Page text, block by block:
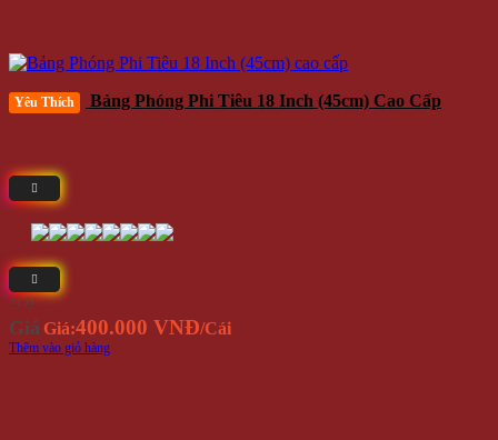
Yêu Thích Bảng Phóng Phi Tiêu 18 Inch (45cm) Cao Cấp
⭐(5)
Giá Giá:400.000 VNĐ/Cái
Thêm vào giỏ hàng